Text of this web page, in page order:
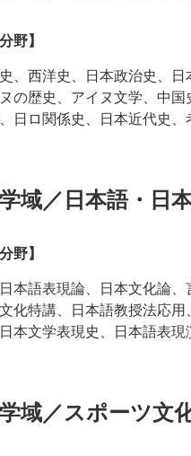
野】
、西洋史、日本政治史、
の歴史、アイヌ文学、中
日ロ関係史、日本近代史、
域／日本語・日
野】
本語表現論、日本文化論
化特講、日本語教授法応
本文学表現史、日本語表
域／スポーツ文